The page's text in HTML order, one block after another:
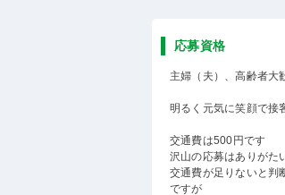
応募資格
主婦（夫）、高齢者大
明るく元気に笑顔で接
交通費は500円です
沢山の応募はありがた
交通費が足りないと判
ですが